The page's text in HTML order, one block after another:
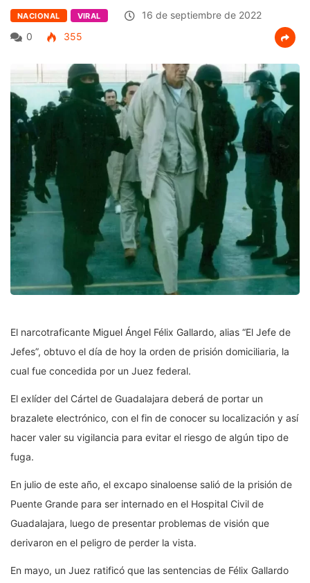
NACIONAL VIRAL
16 de septiembre de 2022
0
355
El narcotraficante Miguel Ángel Félix Gallardo, alias “El Jefe de
Jefes”, obtuvo el día de hoy la orden de prisión domiciliaria, la
cual fue concedida por un Juez federal.
El exlíder del Cártel de Guadalajara deberá de portar un
brazalete electrónico, con el fin de conocer su localización y así
hacer valer su vigilancia para evitar el riesgo de algún tipo de
fuga.
En julio de este año, el excapo sinaloense salió de la prisión de
Puente Grande para ser internado en el Hospital Civil de
Guadalajara, luego de presentar problemas de visión que
derivaron en el peligro de perder la vista.
En mayo, un Juez ratificó que las sentencias de Félix Gallardo